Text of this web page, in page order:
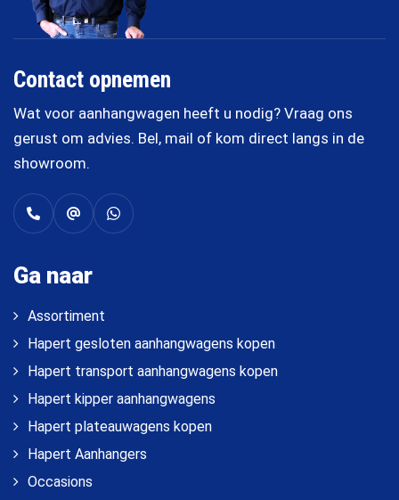
Contact opnemen
Wat voor aanhangwagen heeft u nodig? Vraag ons
gerust om advies. Bel, mail of kom direct langs in de
showroom.
Ga naar
Assortiment
Hapert gesloten aanhangwagens kopen
Hapert transport aanhangwagens kopen
Hapert kipper aanhangwagens
Hapert plateauwagens kopen
Hapert Aanhangers
Occasions